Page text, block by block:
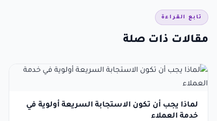
تابع القراءة
مقالات ذات صلة
لماذا يجب أن تكون الاستجابة السريعة أولوية في
خدمة العملاء